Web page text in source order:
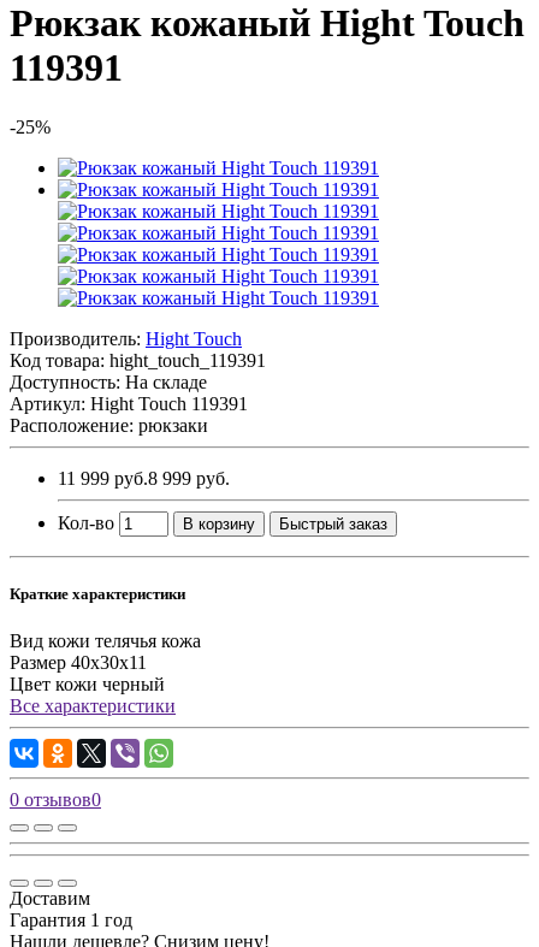
Рюкзак кожаный Hight Touch
119391
-25%
Производитель: Hight Touch
Код товара: hight_touch_119391
Доступность: На складе
Артикул: Hight Touch 119391
Расположение: рюкзаки
11 999 руб.8 999 руб.
Кол-во В корзину Быстрый заказ
Краткие характеристики
Вид кожи телячья кожа
Размер 40х30х11
Цвет кожи черный
Все характеристики
0 отзывов0
Доставим
Гарантия 1 год
Нашли дешевле? Снизим цену!